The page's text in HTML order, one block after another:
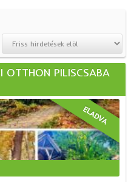
OTTHON PILISCSABA
ELADVA